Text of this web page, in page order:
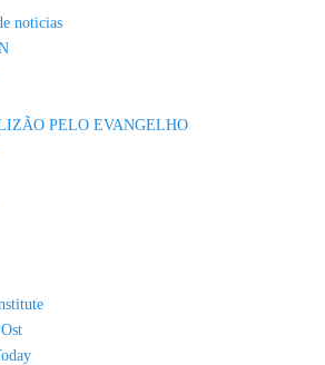
noticias
PELO EVANGELHO